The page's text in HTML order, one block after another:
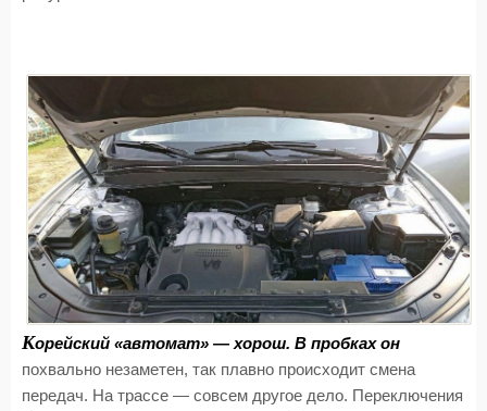
Корейский «автомат» — хорош. В пробках он
похвально незаметен, так плавно происходит смена
передач. На трассе — совсем другое дело. Переключения